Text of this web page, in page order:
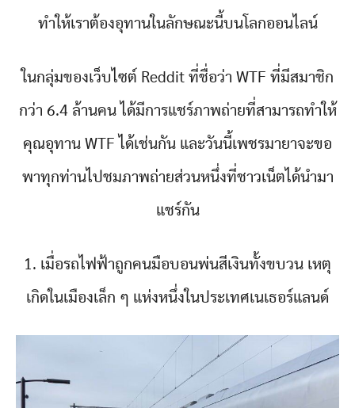
ทำให้เราต้องอุทานในลักษณะนี้บนโลกออนไลน์
ในกลุ่มของเว็บไซต์ Reddit ที่ชื่อว่า WTF ที่มีสมาชิก
กว่า 6.4 ล้านคน ได้มีการแชร์ภาพถ่ายที่สามารถทำให้
คุณอุทาน WTF ได้เช่นกัน และวันนี้เพชรมายาจะขอ
พาทุกท่านไปชมภาพถ่ายส่วนหนึ่งที่ชาวเน็ตได้นำมา
แชร์กัน
1. เมื่อรถไฟฟ้าถูกคนมือบอนพ่นสีเงินทั้งขบวน เหตุ
เกิดในเมืองเล็ก ๆ แห่งหนึ่งในประเทศเนเธอร์แลนด์